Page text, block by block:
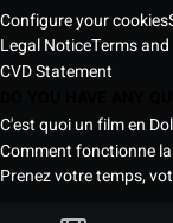
Configure your cookies
Legal NoticeTerms
CVD Statement
C'est quoi un film en
Comment fonctionne
Prenez votre temps,